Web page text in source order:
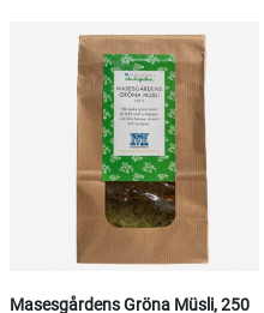
Masesgårdens Gröna Müsli, 250